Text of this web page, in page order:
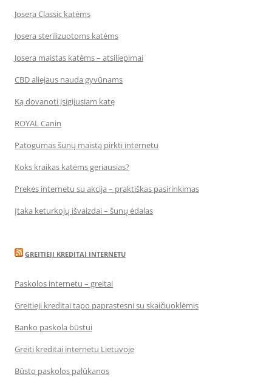
Josera Classic katėms
Josera sterilizuotoms katėms
Josera maistas katėms – atsiliepimai
CBD aliejaus nauda gyvūnams
Ką dovanoti įsigijusiam katę
ROYAL Canin
Patogumas šunų maistą pirkti internetu
Koks kraikas katėms geriausias?
Prekės internetu su akcija – praktiškas pasirinkimas
Įtaka keturkojų išvaizdai – šunų ėdalas
GREITIEJI KREDITAI INTERNETU
Paskolos internetu – greitai
Greitieji kreditai tapo paprastesni su skaičiuoklėmis
Banko paskola būstui
Greiti kreditai internetu Lietuvoje
Būsto paskolos palūkanos